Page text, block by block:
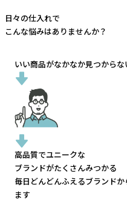
日々の仕入れで
こんな悩みはありませんか？
いい商品がなかなか見つからな
高品質でユニークな
ブランドがたくさんみつかる
毎日どんどんふえるブランドか
ます